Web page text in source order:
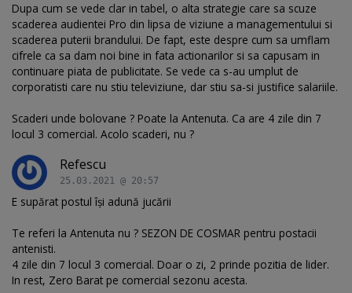
Dupa cum se vede clar in tabel, o alta strategie care sa scuze
scaderea audientei Pro din lipsa de viziune a managementului si
scaderea puterii brandului. De fapt, este despre cum sa umflam
cifrele ca sa dam noi bine in fata actionarilor si sa capusam in
continuare piata de publicitate. Se vede ca s-au umplut de
corporatisti care nu stiu televiziune, dar stiu sa-si justifice salariile.
Scaderi unde bolovane ? Poate la Antenuta. Ca are 4 zile din 7
locul 3 comercial. Acolo scaderi, nu ?
Refescu
25.03.2021 @ 20:57
E supărat postul își adună jucării
Te referi la Antenuta nu ? SEZON DE COSMAR pentru postacii
antenisti.
4 zile din 7 locul 3 comercial. Doar o zi, 2 prinde pozitia de lider.
In rest, Zero Barat pe comercial sezonu acesta.